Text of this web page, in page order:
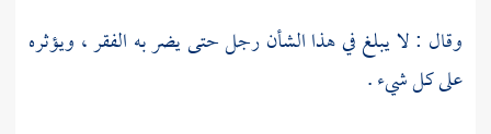
وقال : لا يبلغ في هذا الشأن رجل حتى يضر به الفقر ، ويؤثره
على كل شيء .